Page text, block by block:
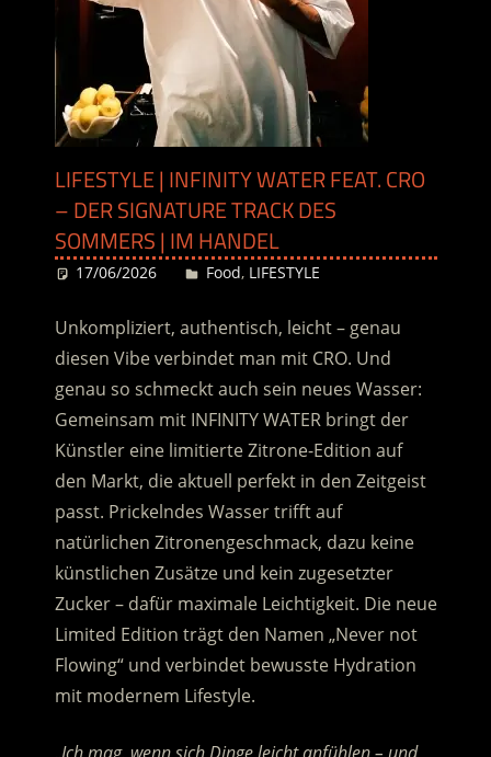
LIFESTYLE | INFINITY WATER FEAT. CRO
– DER SIGNATURE TRACK DES
SOMMERS | IM HANDEL
17/06/2026 Desiree
Food, LIFESTYLE
Unkompliziert, authentisch, leicht – genau
diesen Vibe verbindet man mit CRO. Und
genau so schmeckt auch sein neues Wasser:
Gemeinsam mit INFINITY WATER bringt der
Künstler eine limitierte Zitrone-Edition auf
den Markt, die aktuell perfekt in den Zeitgeist
passt. Prickelndes Wasser trifft auf
natürlichen Zitronengeschmack, dazu keine
künstlichen Zusätze und kein zugesetzter
Zucker – dafür maximale Leichtigkeit. Die neue
Limited Edition trägt den Namen „Never not
Flowing“ und verbindet bewusste Hydration
mit modernem Lifestyle.